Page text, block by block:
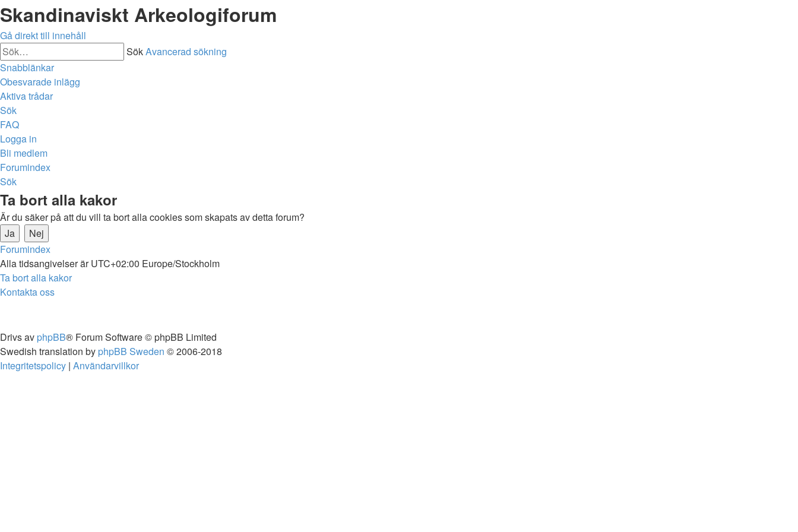
Skandinaviskt Arkeologiforum
Gå direkt till innehåll
SökAvancerad sökning
Snabblänkar
Obesvarade inlägg
Aktiva trådar
Sök
FAQ
Logga in
Bli medlem
Forumindex
Sök
Ta bort alla kakor
Är du säker på att du vill ta bort alla cookies som skapats av detta forum?
Forumindex
Alla tidsangivelser är UTC+02:00 Europe/Stockholm
Ta bort alla kakor
Kontakta oss
Drivs av phpBB® Forum Software © phpBB Limited
Swedish translation by phpBB Sweden © 2006-2018
Integritetspolicy | Användarvillkor